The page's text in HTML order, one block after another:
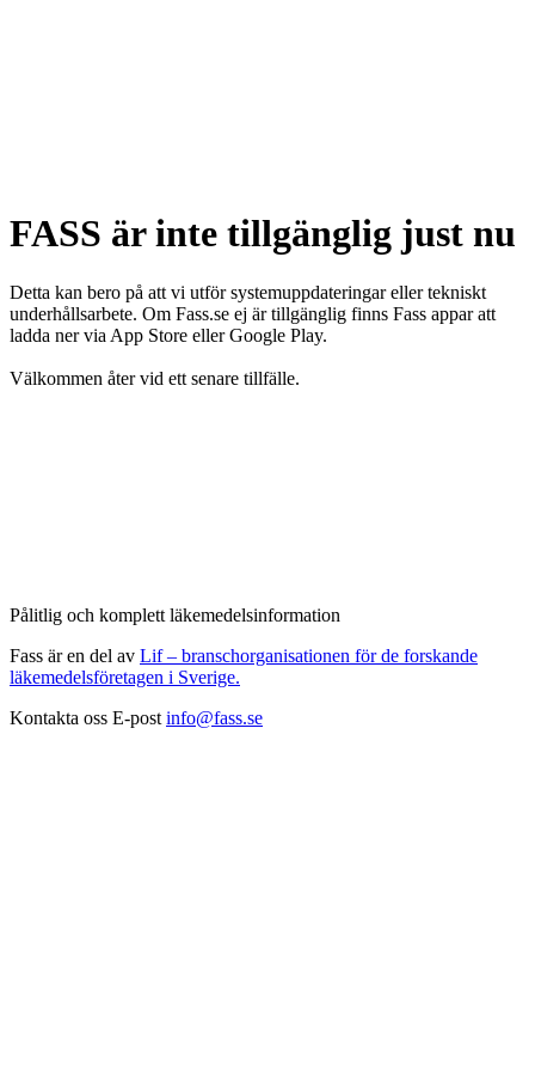
FASS är inte tillgänglig just nu
Detta kan bero på att vi utför systemuppdateringar eller tekniskt
underhållsarbete. Om Fass.se ej är tillgänglig finns Fass appar att
ladda ner via App Store eller Google Play.
Välkommen åter vid ett senare tillfälle.
Pålitlig och komplett läkemedelsinformation
Fass är en del av Lif – branschorganisationen för de forskande
läkemedelsföretagen i Sverige.
Kontakta oss E-post info@fass.se